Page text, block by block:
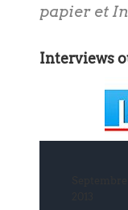
papier et
Interviews